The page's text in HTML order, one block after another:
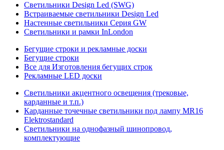
Светильники Design Led (SWG)
Встраиваемые светильники Design Led
Настенные светильники Серия GW
Светильники и рамки InLondon
Бегущие строки и рекламные доски
Бегущие строки
Все для Изготовления бегущих строк
Рекламные LED доски
Светильники акцентного освещения (трековые,
карданные и т.п.)
Карданные точечные светильники под лампу MR16
Elektrostandard
Светильники на однофазный шинопровод,
комплектующие